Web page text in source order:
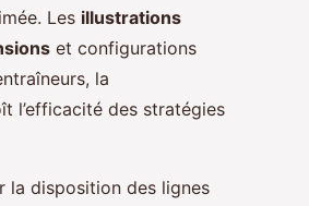
Les illustrations
et configurations
la
l’efficacité des stratégies
la disposition des lignes